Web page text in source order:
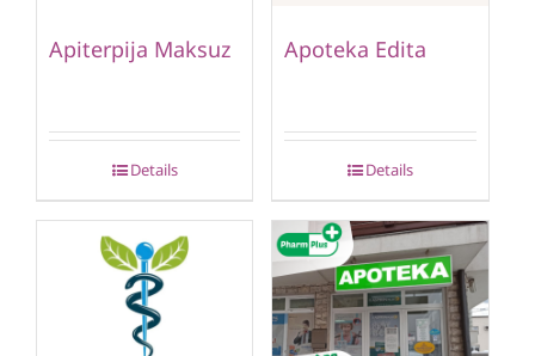
Apiterpija Maksuz
Details
Apoteka Edita
Details